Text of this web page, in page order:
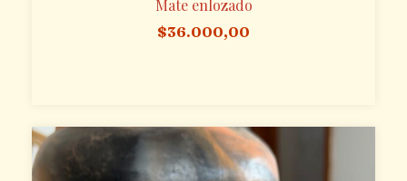
Mate enlozado
$36.000,00